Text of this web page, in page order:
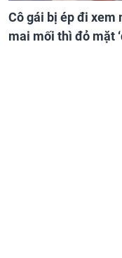
Cô gái bị ép đi xem
mai mối thì đỏ mặt